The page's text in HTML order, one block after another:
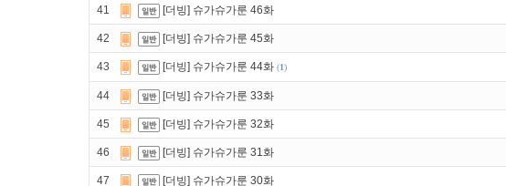
41 [더빙] 슈가슈가룬 46화
42 [더빙] 슈가슈가룬 45화
43 [더빙] 슈가슈가룬 44화 (1)
44 [더빙] 슈가슈가룬 33화
45 [더빙] 슈가슈가룬 32화
46 [더빙] 슈가슈가룬 31화
47 [더빙] 슈가슈가룬 30화